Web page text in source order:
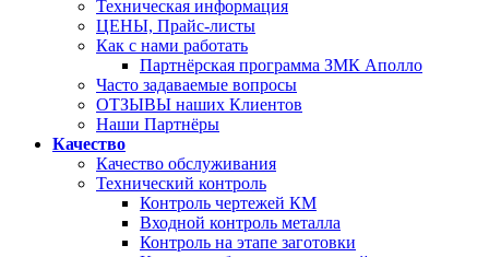
Техническая информация
ЦЕНЫ, Прайс-листы
Как с нами работать
Партнёрская программа ЗМК Аполло
Часто задаваемые вопросы
ОТЗЫВЫ наших Клиентов
Наши Партнёры
Качество
Качество обслуживания
Технический контроль
Контроль чертежей КМ
Входной контроль металла
Контроль на этапе заготовки